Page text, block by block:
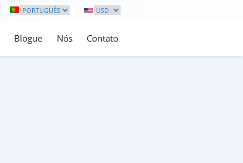
Blogue Nós Contato